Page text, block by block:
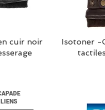
cuir noir
Isotoner -